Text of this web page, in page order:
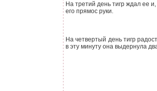
На третий день тигр ждал ее
его прямос руки.
На четвертый день тигр
в эту минуту она выдернула